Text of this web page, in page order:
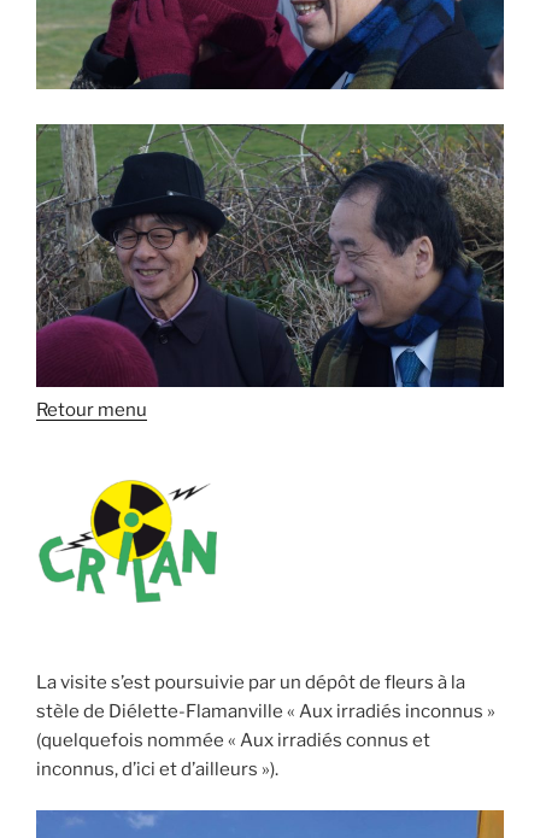
Retour menu
La visite s’est poursuivie par un dépôt de fleurs à la
stèle de Diélette-Flamanville « Aux irradiés inconnus »
(quelquefois nommée « Aux irradiés connus et
inconnus, d’ici et d’ailleurs »).